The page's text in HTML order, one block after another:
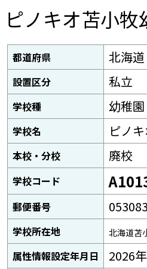
ピノキオ苫小牧
都道府県 北海道
設置区分 私立
学校種 幼稚園
学校名 ピノ
本校・分校 廃校
学校コード
郵便番号
学校所在地 北海道苫
属性情報設定年月日 2026